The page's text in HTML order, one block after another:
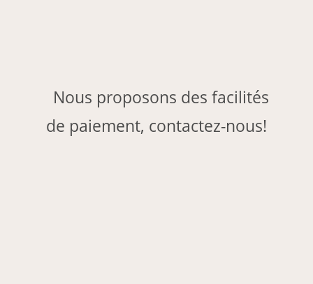
Nous proposons des facilités
de paiement, contactez-nous!